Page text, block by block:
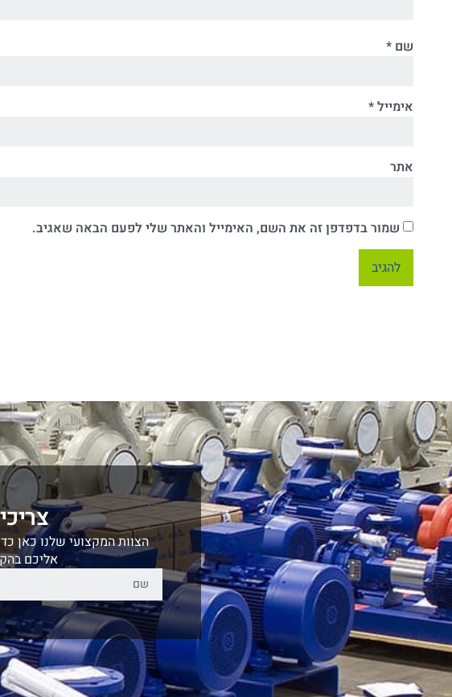
שם *
אימייל*
אתר
שמור בדפדפן זה את השם, האימייל והאתר שלי לפעם הבאה שאגיב.
הצוות המקצועי שלנו כאן
אליכם